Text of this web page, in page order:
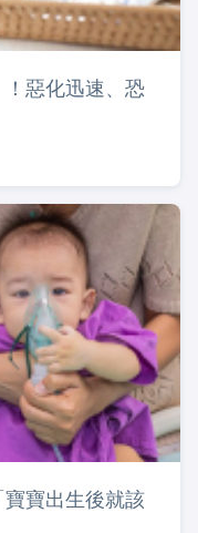
惡化迅速、恐
寶出生後就該